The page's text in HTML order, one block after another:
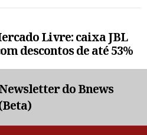
Livre: caixa JBL
descontos de até 53%
do Bnews